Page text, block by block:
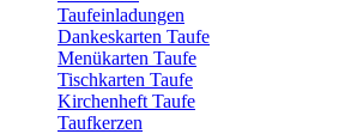
Taufeinladungen
Dankeskarten Taufe
Menükarten Taufe
Tischkarten Taufe
Kirchenheft Taufe
Taufkerzen